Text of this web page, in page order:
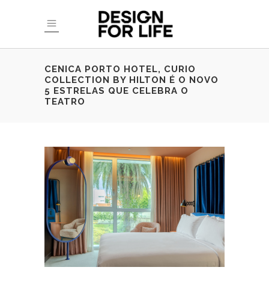
CENICA PORTO HOTEL, CURIO
COLLECTION BY HILTON É O NOVO
5 ESTRELAS QUE CELEBRA O
TEATRO